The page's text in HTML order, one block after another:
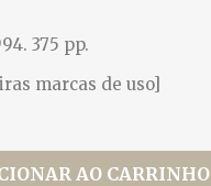
375 pp.
marcas de uso]
AO CARRINHO